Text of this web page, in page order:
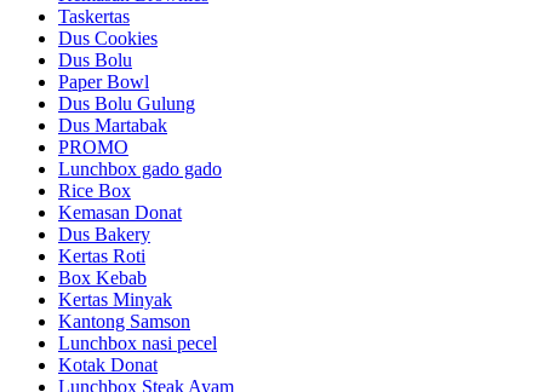
Taskertas
Dus Cookies
Dus Bolu
Paper Bowl
Dus Bolu Gulung
Dus Martabak
PROMO
Lunchbox gado gado
Rice Box
Kemasan Donat
Dus Bakery
Kertas Roti
Box Kebab
Kertas Minyak
Kantong Samson
Lunchbox nasi pecel
Kotak Donat
Lunchbox Steak Ayam